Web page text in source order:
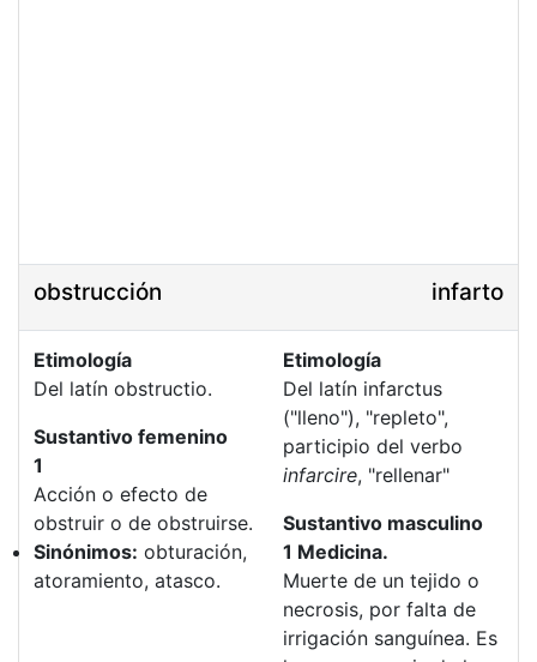
obstrucción infarto
Etimología
Del latín obstructio.
Sustantivo femenino
1
Acción o efecto de
obstruir o de obstruirse.
Sinónimos: obturación,
atoramiento, atasco.
Etimología
Del latín infarctus
("lleno"), "repleto",
participio del verbo
infarcire, "rellenar"
Sustantivo masculino
1 Medicina.
Muerte de un tejido o
necrosis, por falta de
irrigación sanguínea. Es